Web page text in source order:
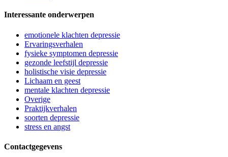
Interessante onderwerpen
emotionele klachten depressie
Ervaringsverhalen
fysieke symptomen depressie
gezonde leefstijl depressie
holistische visie depressie
Lichaam en geest
mentale klachten depressie
Overige
Praktijkverhalen
soorten depressie
stress en angst
Contactgegevens